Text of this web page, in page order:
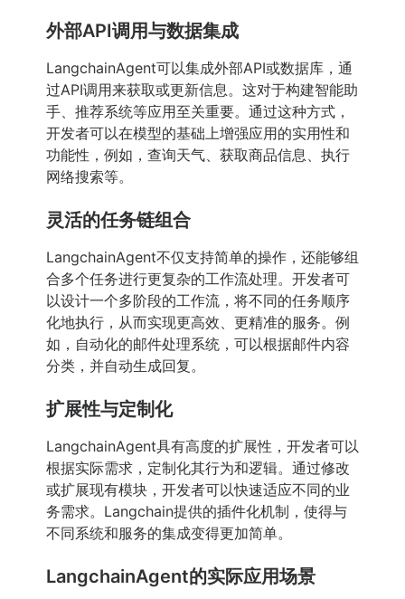
外部API调用与数据集成
LangchainAgent可以集成外部API或数据库，通
过API调用来获取或更新信息。这对于构建智能助
手、推荐系统等应用至关重要。通过这种方式，
开发者可以在模型的基础上增强应用的实用性和
功能性，例如，查询天气、获取商品信息、执行
网络搜索等。
灵活的任务链组合
LangchainAgent不仅支持简单的操作，还能够组
合多个任务进行更复杂的工作流处理。开发者可
以设计一个多阶段的工作流，将不同的任务顺序
化地执行，从而实现更高效、更精准的服务。例
如，自动化的邮件处理系统，可以根据邮件内容
分类，并自动生成回复。
扩展性与定制化
LangchainAgent具有高度的扩展性，开发者可以
根据实际需求，定制化其行为和逻辑。通过修改
或扩展现有模块，开发者可以快速适应不同的业
务需求。Langchain提供的插件化机制，使得与
不同系统和服务的集成变得更加简单。
LangchainAgent的实际应用场景